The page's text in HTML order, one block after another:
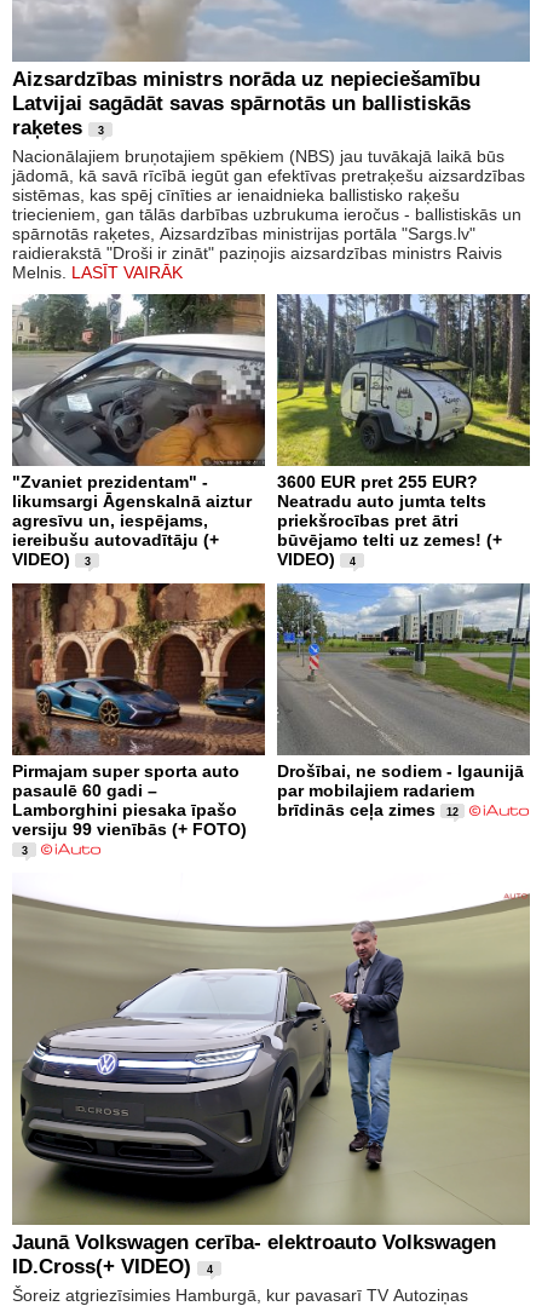
Aizsardzības ministrs norāda uz nepieciešamību
Latvijai sagādāt savas spārnotās un ballistiskās
raķetes
3
Nacionālajiem bruņotajiem spēkiem (NBS) jau tuvākajā laikā būs
jādomā, kā savā rīcībā iegūt gan efektīvas pretraķešu aizsardzības
sistēmas, kas spēj cīnīties ar ienaidnieka ballistisko raķešu
triecieniem, gan tālās darbības uzbrukuma ieročus - ballistiskās un
spārnotās raķetes, Aizsardzības ministrijas portāla "Sargs.lv"
raidierakstā "Droši ir zināt" paziņojis aizsardzības ministrs Raivis
Melnis. LASĪT VAIRĀK
"Zvaniet prezidentam" -
likumsargi Āgenskalnā aiztur
agresīvu un, iespējams,
iereibušu autovadītāju (+
VIDEO)
3
3600 EUR pret 255 EUR?
Neatradu auto jumta telts
priekšrocības pret ātri
būvējamo telti uz zemes! (+
VIDEO)
4
Pirmajam super sporta auto
pasaulē 60 gadi –
Lamborghini piesaka īpašo
versiju 99 vienībās (+ FOTO)
3
Drošībai, ne sodiem - Igaunijā
par mobilajiem radariem
brīdinās ceļa zimes
12
Jaunā Volkswagen cerība- elektroauto Volkswagen
ID.Cross(+ VIDEO)
4
Šoreiz atgriezīsimies Hamburgā, kur pavasarī TV Autoziņas